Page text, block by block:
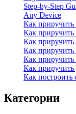
Step-by-Step
Any Device
Как приручить
Как приручить
Как
Как приручить
Как приручить
Как
Как построить
Категории